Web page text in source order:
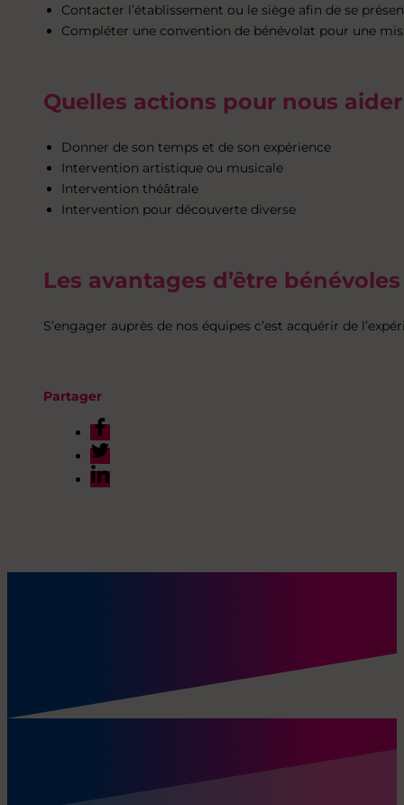
Contacter l’établissement ou le siège afin de se
Compléter une convention de bénévolat pour une
Quelles actions pour nous
Donner de son temps et de son expérience
Intervention artistique ou musicale
Intervention théâtrale
Intervention pour découverte diverse
Les avantages d’être bénévoles
S’engager auprès de nos équipes c’est acquérir de
Partager